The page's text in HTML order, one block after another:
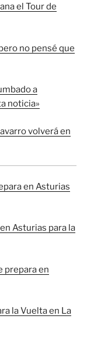
el Tour de
no pensé que
a
noticia»
volverá en
en Asturias
Asturias para la
prepara en
la Vuelta en La